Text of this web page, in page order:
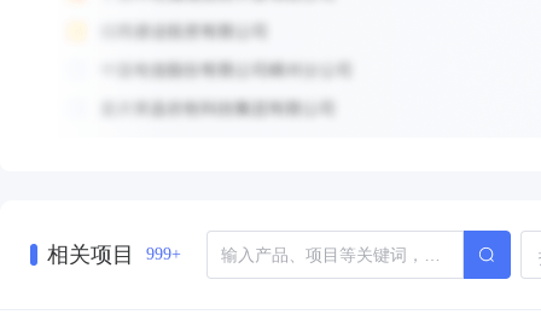
相关项目 999+